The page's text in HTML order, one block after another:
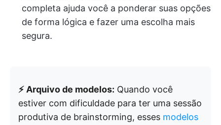
completa ajuda você a ponderar suas opções
de forma lógica e fazer uma escolha mais
segura.
⚡ Arquivo de modelos: Quando você
estiver com dificuldade para ter uma sessão
produtiva de brainstorming, esses modelos